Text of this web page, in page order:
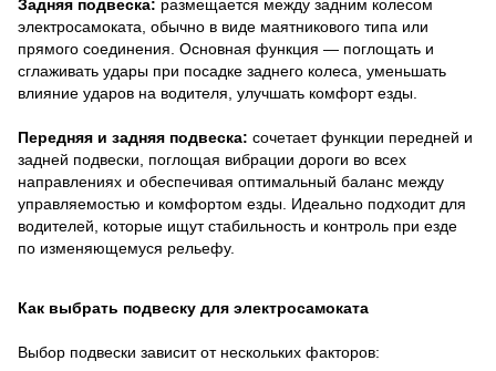
Задняя подвеска: размещается между задним колесом
электросамоката, обычно в виде маятникового типа или
прямого соединения. Основная функция — поглощать и
сглаживать удары при посадке заднего колеса, уменьшать
влияние ударов на водителя, улучшать комфорт езды.
Передняя и задняя подвеска: сочетает функции передней и
задней подвески, поглощая вибрации дороги во всех
направлениях и обеспечивая оптимальный баланс между
управляемостью и комфортом езды. Идеально подходит для
водителей, которые ищут стабильность и контроль при езде
по изменяющемуся рельефу.
Как выбрать подвеску для электросамоката
Выбор подвески зависит от нескольких факторов: